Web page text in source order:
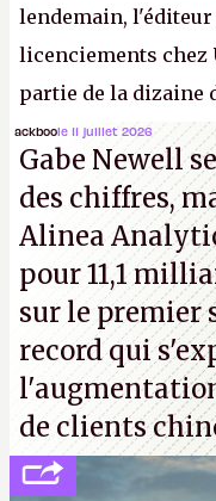
lendemain,
licenciements chez
partie de la dizaine
travaillé sur cet
d'Ubisoft
ackboole 11 juillet 2026
Gabe Newell
des chiffres,
Alinea
pour 11,1
sur le premier
record qui
de clients